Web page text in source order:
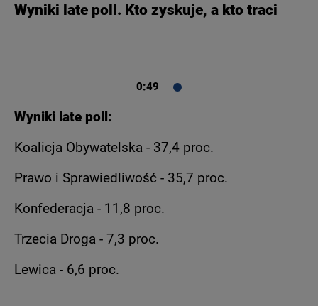
Wyniki late poll. Kto zyskuje, a kto traci
0:49
Wyniki late poll:
Koalicja Obywatelska - 37,4 proc.
Prawo i Sprawiedliwość - 35,7 proc.
Konfederacja - 11,8 proc.
Trzecia Droga - 7,3 proc.
Lewica - 6,6 proc.